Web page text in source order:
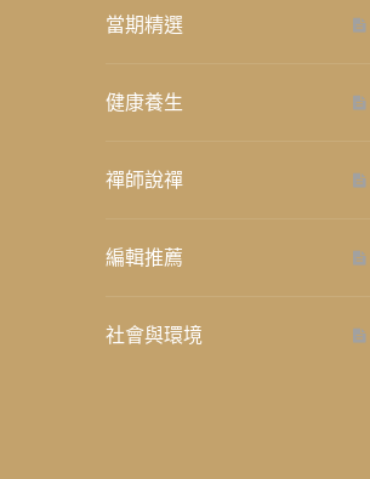
當期精選
健康養生
禪師說禪
編輯推薦
社會與環境